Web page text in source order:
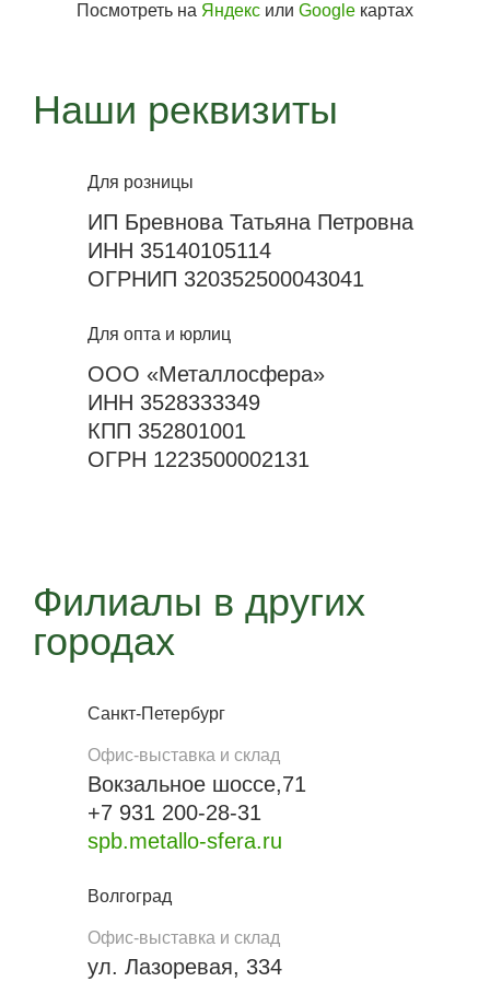
Посмотреть на Яндекс или Google картах
Наши реквизиты
Для розницы
ИП Бревнова Татьяна Петровна
ИНН 35140105114
ОГРНИП 320352500043041
Для опта и юрлиц
ООО «Металлосфера»
ИНН 3528333349
КПП 352801001
ОГРН 1223500002131
Филиалы в других
городах
Санкт-Петербург
Офис-выставка и склад
Вокзальное шоссе,71
+7 931 200-28-31
spb.metallo-sfera.ru
Волгоград
Офис-выставка и склад
ул. Лазоревая, 334